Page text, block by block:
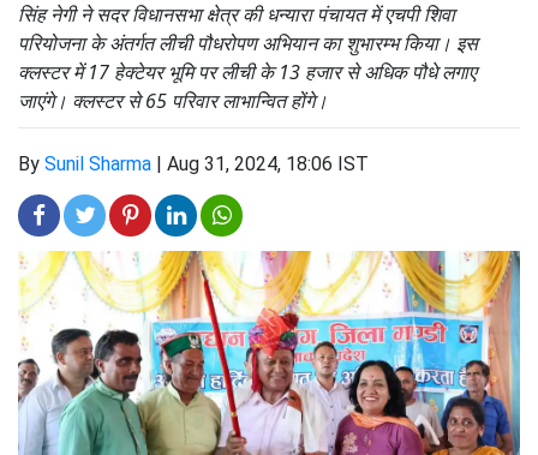
सिंह नेगी ने सदर विधानसभा क्षेत्र की धन्यारा पंचायत में एचपी शिवा
परियोजना के अंतर्गत लीची पौधरोपण अभियान का शुभारम्भ किया। इस
क्लस्टर में 17 हेक्टेयर भूमि पर लीची के 13 हजार से अधिक पौधे लगाए
जाएंगे। क्लस्टर से 65 परिवार लाभान्वित होंगे।
By Sunil Sharma | Aug 31, 2024, 18:06 IST